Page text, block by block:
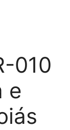
010
e